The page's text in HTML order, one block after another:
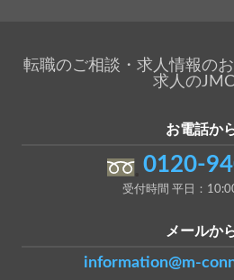
転職のご相談・求人情報の
求人の
お電話か
0120-
受付時間 平日：
メールか
information@m-